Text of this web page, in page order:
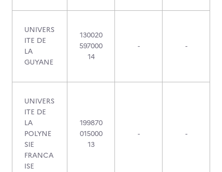
UNIVERS
ITE DE
LA
GUYANE
130020
597000
14
- -
UNIVERS
ITE DE
LA
POLYNE
SIE
FRANCA
ISE
199870
015000
13
- -